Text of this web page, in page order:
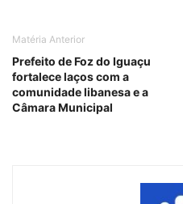
Matéria Anterior
Prefeito de Foz do Iguaçu
fortalece laços com a
comunidade libanesa e a
Câmara Municipal